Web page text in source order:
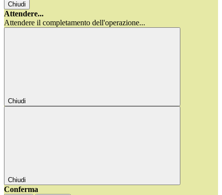
Chiudi
Attendere...
Attendere il completamento dell'operazione...
Chiudi
Chiudi
Conferma